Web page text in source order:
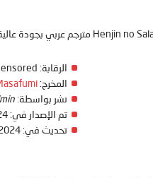
الرقابة:
المخرج:
نشر بواسطة:
تم الإصدار في:
تحديث في: